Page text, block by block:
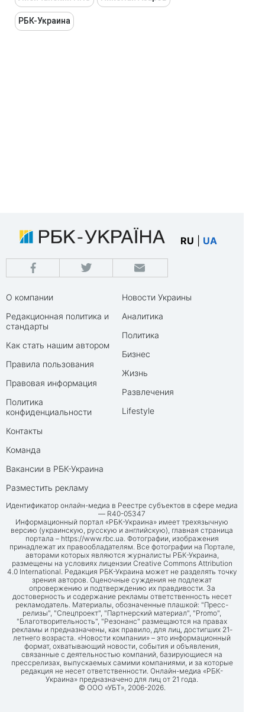
РБК-Украина
RU UA
О компании
Редакционная политика и
стандарты
Как стать нашим автором
Правила пользования
Правовая информация
Политика
конфиденциальности
Контакты
Команда
Вакансии в РБК-Украина
Разместить рекламу
Новости Украины
Аналитика
Политика
Бизнес
Жизнь
Развлечения
Lifestyle
Идентификатор онлайн-медиа в Реестре субъектов в сфере медиа
— R40-05347
Информационный портал «РБК-Украина» имеет трехязычную
версию (украинскую, русскую и английскую), главная страница
портала – https://www.rbc.ua. Фотографии, изображения
принадлежат их правообладателям. Все фотографии на Портале,
авторами которых являются журналисты РБК-Украина,
размещены на условиях лицензии Creative Commons Attribution
4.0 International. Редакция РБК-Украина может не разделять точку
зрения авторов. Оценочные суждения не подлежат
опровержению и подтверждению их правдивости. За
достоверность и содержание рекламы ответственность несет
рекламодатель. Материалы, обозначенные плашкой: "Пресс-
релизы", "Спецпроект", "Партнерский материал", "Promo",
"Благотворительность", "Резонанс" размещаются на правах
рекламы и предназначены, как правило, для лиц, достигших 21-
летнего возраста. «Новости компании» – это информационный
формат, охватывающий новости, события и объявления,
связанные с деятельностью компаний, базирующиеся на
прессрелизах, выпускаемых самими компаниями, и за которые
редакция не несет ответственности. Онлайн-медиа «РБК-
Украина» предназначено для лиц от 21 года.
© ООО «УБТ», 2006-2026.